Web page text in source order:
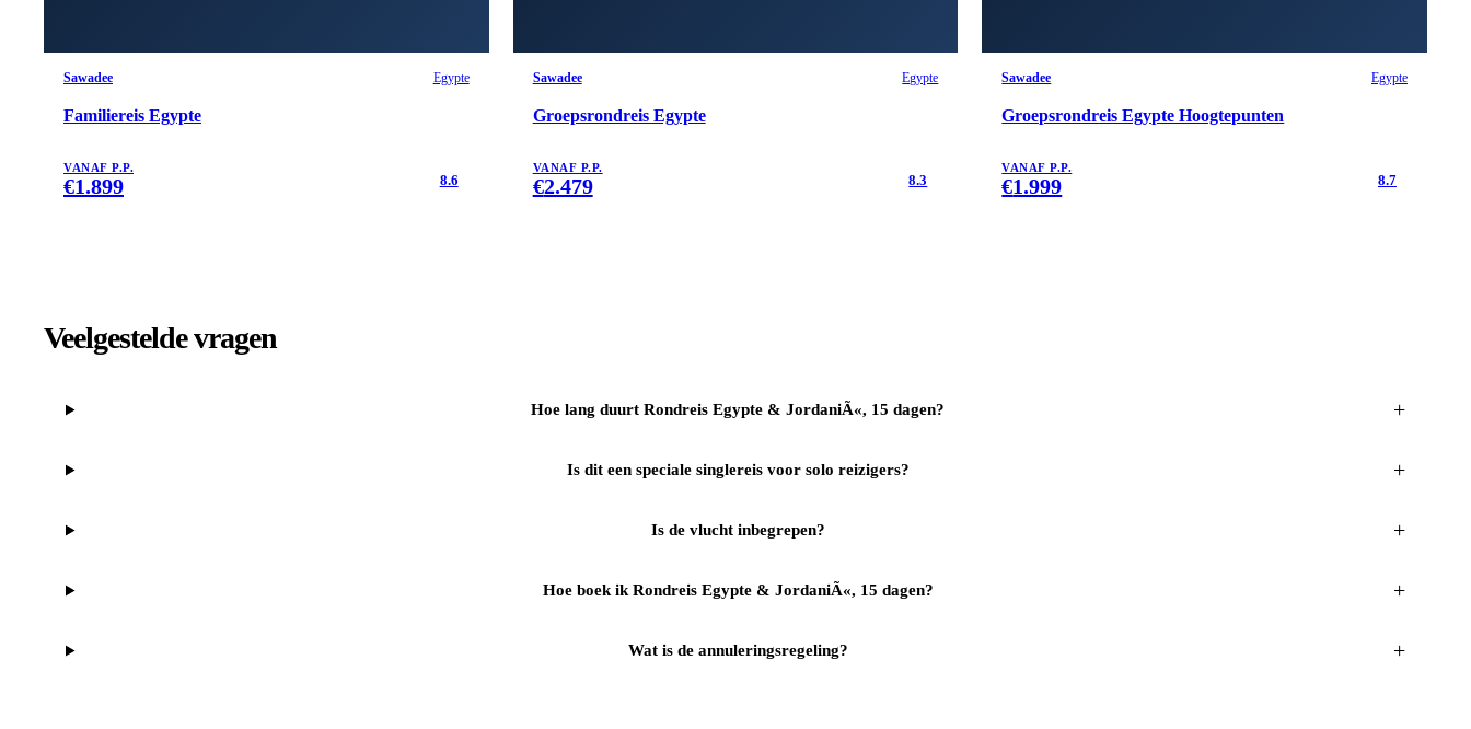
Sawadee Egypte
Familiereis Egypte
VANAF P.P.
€1.899 8.6
Sawadee Egypte
Groepsrondreis Egypte
VANAF P.P.
€2.479 8.3
Sawadee Egypte
Groepsrondreis Egypte Hoogtepunten
VANAF P.P.
€1.999 8.7
Veelgestelde vragen
Hoe lang duurt Rondreis Egypte & JordaniÃ«, 15 dagen? +
Is dit een speciale singlereis voor solo reizigers? +
Is de vlucht inbegrepen? +
Hoe boek ik Rondreis Egypte & JordaniÃ«, 15 dagen? +
Wat is de annuleringsregeling? +